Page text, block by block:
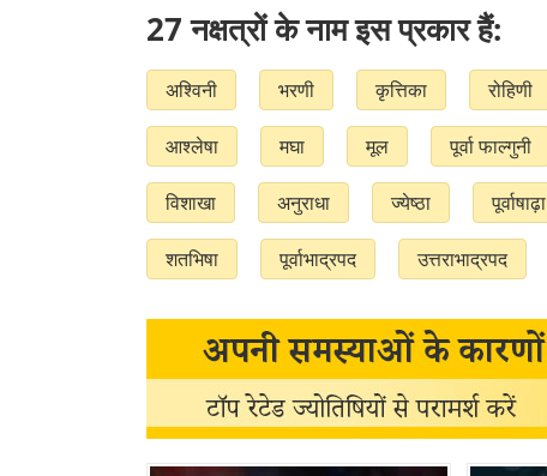
27 नक्षत्रों के नाम इस प्रकार हैं:
अश्विनी भरणी कृत्तिका रोहिणी
आश्लेषा मघा मूल पूर्वा फाल्गुनी
विशाखा अनुराधा ज्येष्ठा पूर्वाषाढ़ा
शतभिषा पूर्वाभाद्रपद उत्तराभाद्रपद